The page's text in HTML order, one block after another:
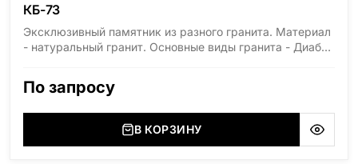
КБ-73
Эксклюзивный памятник из разного гранита. Материал
- натуральный гранит. Основные виды гранита - Диабаз
(Украина, Житомерская область), Лабродарит
(Украина, Житомерская область), Сюксюансаари
(Россия, Карелия), Амфиболит (Россия, Мурманская
По запросу
В КОРЗИНУ